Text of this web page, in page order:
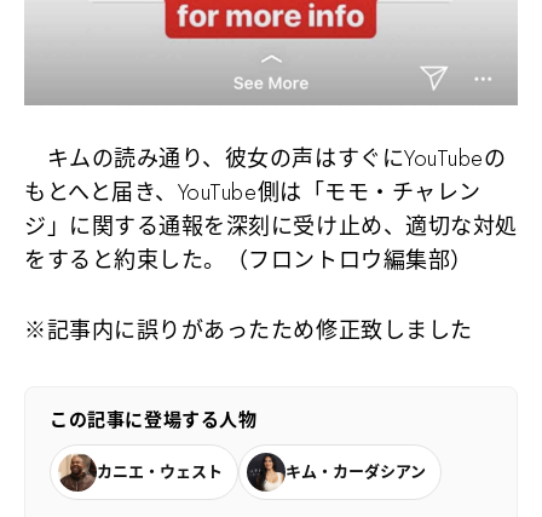
キムの読み通り、彼女の声はすぐにYouTubeの
もとへと届き、YouTube側は「モモ・チャレン
ジ」に関する通報を深刻に受け止め、適切な対処
をすると約束した。（フロントロウ編集部）
※記事内に誤りがあったため修正致しました
この記事に登場する人物
カニエ・ウェスト キム・カーダシアン